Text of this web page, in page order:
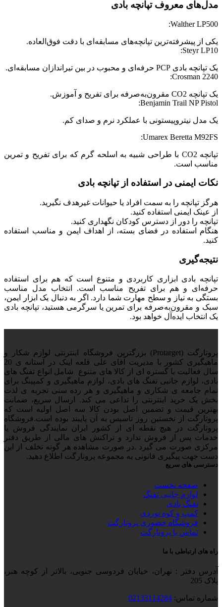
مدل‌های معروف تپانچه بادی
Walther LP500:
یکی از پیشرفته‌ترین تپانچه‌های مسابقه‌ای با دقت فوق‌العاده.
Steyr LP10:
یک تپانچه بادی PCP حرفه‌ای و محبوب در بین تیراندازان مسابقه‌ای.
Crosman 2240:
یک تپانچه CO2 مقرون‌به‌صرفه برای تفریح و آموزش.
Benjamin Trail NP Pistol:
یک مدل نیتروپیستونی با عملکرد نرم و صدای کم.
Umarex Beretta M92FS:
تپانچه CO2 با طراحی شبیه به اسلحه گرم که برای تفریح و تمرین
مناسب است.
نکات ایمنی در استفاده از تپانچه بادی
هرگز تپانچه را به سمت افراد یا حیوانات غیرهدف نگیرید.
از عینک ایمنی استفاده کنید.
تپانچه را دور از دسترس کودکان نگهداری کنید.
هنگام استفاده در فضای بسته، از اهداف ایمن و مناسب استفاده
کنید.
نتیجه‌گیری
تپانچه بادی ابزاری کاربردی و متنوع است که هم برای استفاده
حرفه‌ای و هم برای تفریح مناسب است. انتخاب مدل مناسب
بستگی به نیاز و سطح مهارت شما دارد. اگر به دنبال یک ابزار ایمن،
سبک و مقرون‌به‌صرفه برای تمرین یا سرگرمی هستید، تپانچه بادی
یک انتخاب ایده‌آل خواهد بود.
پروتارگت (Protarget) بزرگترین فروشگاه اینترنتی لوازم شکار و
ماهیگیری کشور با مدیریت آقای علی قلعه اینک در آستانه ی 20
سال فعالیت با گستره ای از کالا های متنوع شامل انواع تفنگ های
بادی، لوازم جانبی تفنگ های بادی، لوازم ماهیگیری و کمپینگ برای
تمام جامعه ی شکاری و ماهیگیری و هر رده سنی تجربه ی لذت
بخش یک خرید اینترنتی را تداعی می کند. ارسال سریع، ضمانت
بهترین قیمت و تضمین اصل بودن کالا سه اصل اولیه است که
پروتارگت از نخستین روز تاسیس به آن پایبند بوده است.فروشگاه
پروتارگت در هیچ نقطه ای از کشور ایران نمایندگی فروش یا
خدمات پس از فروش ندارد و تراکنش های مالی از طریق دفتر
مرکزی صورت می گیرد .در صورت مشاهده هر گونه تخلف از این
دست جهت پیگیری قانونی به مجموعه پروتارگت اطلاع دهید.
دسترسی های سریع
صفحه نخست
لوازم جانبی تفنگ
تفنگ بادی
کمپ و کوه نوردی
فروشگاه حضوری پروتارگت
تماس با پروتارگت
راه های ارتباطی با ما
آدرس دفتر : تهران، خیابان فردوسی جنوبی، بالاتر از کوچه هنر،
پلاک 205
شماره تماس: 02133114284